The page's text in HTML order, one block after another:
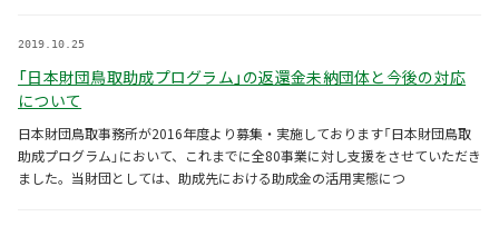
「日本財団鳥取助成プログラム」の返還金未納団体と今後の対応
について
2019.10.25
日本財団鳥取事務所が2016年度より募集・実施しております「日本財団鳥取
助成プログラム」において、これまでに全80事業に対し支援をさせていただき
ました。当財団としては、助成先における助成金の活用実態につ